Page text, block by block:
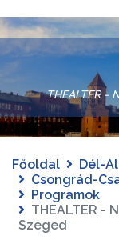
THEALTER -
Főoldal
Dél-
Csongrád-
Programok
THEALTER -
Szeged